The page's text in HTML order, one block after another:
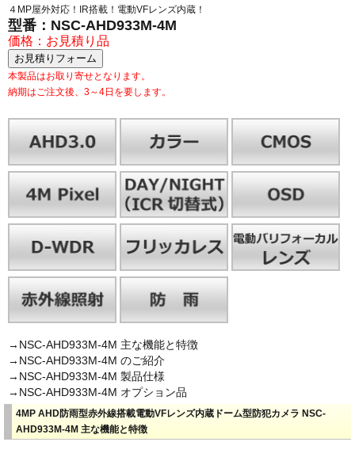
４MP屋外対応！IR搭載！電動VFレンズ内蔵！
型番：NSC-AHD933M-4M
価格：お見積り品
本製品はお取り寄せとなります。
納期はご注文後、3～4日を要します。
→NSC-AHD933M-4M 主な機能と特徴
→NSC-AHD933M-4M のご紹介
→NSC-AHD933M-4M 製品仕様
→NSC-AHD933M-4M オプション品
4MP AHD防雨型赤外線搭載電動VFレンズ内蔵ドーム型防犯カメラ NSC-
AHD933M-4M 主な機能と特徴